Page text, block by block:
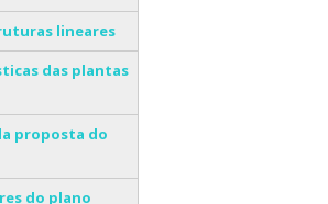
lineares
das plantas
proposta do
do plano